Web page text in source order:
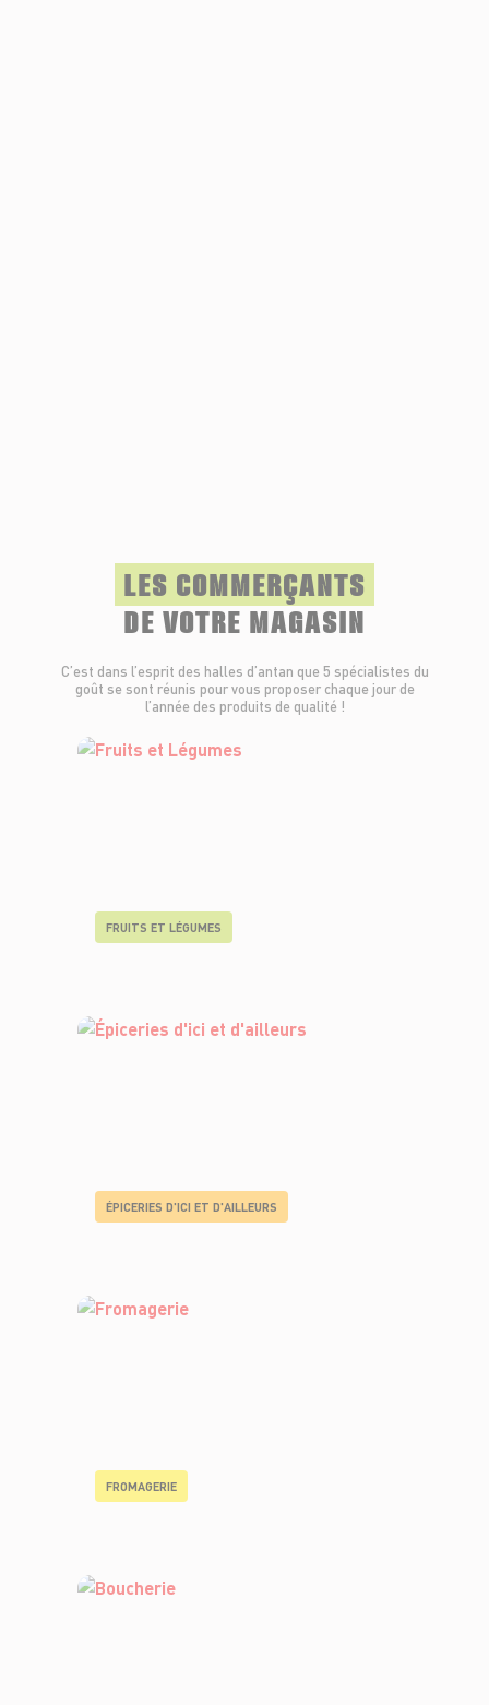
LES COMMERÇANTS
DE VOTRE MAGASIN
C’est dans l’esprit des halles d’antan que 5 spécialistes du
goût se sont réunis pour vous proposer chaque jour de
l’année des produits de qualité !
FRUITS ET LÉGUMES
ÉPICERIES D'ICI ET D'AILLEURS
FROMAGERIE